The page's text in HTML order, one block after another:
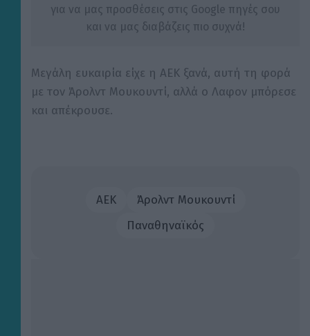
για να μας προσθέσεις στις Google πηγές σου
και να μας διαβάζεις πιο συχνά!
Μεγάλη ευκαιρία είχε η ΑΕΚ ξανά, αυτή τη φορά
με τον Άρολντ Μουκουντί, αλλά ο Λαφον μπόρεσε
και απέκρουσε.
ΑΕΚ
Άρολντ Μουκουντί
Παναθηναϊκός